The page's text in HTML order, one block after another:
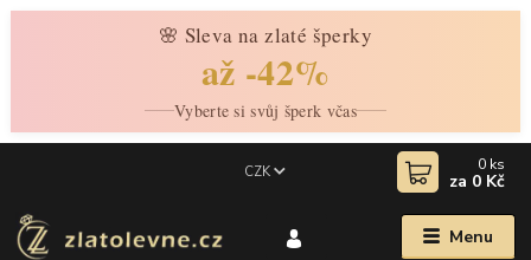
🌸 Sleva na zlaté šperky
až -42%
Vyberte si svůj šperk včas
Menu
CZK 0 ks
za 0 Kč